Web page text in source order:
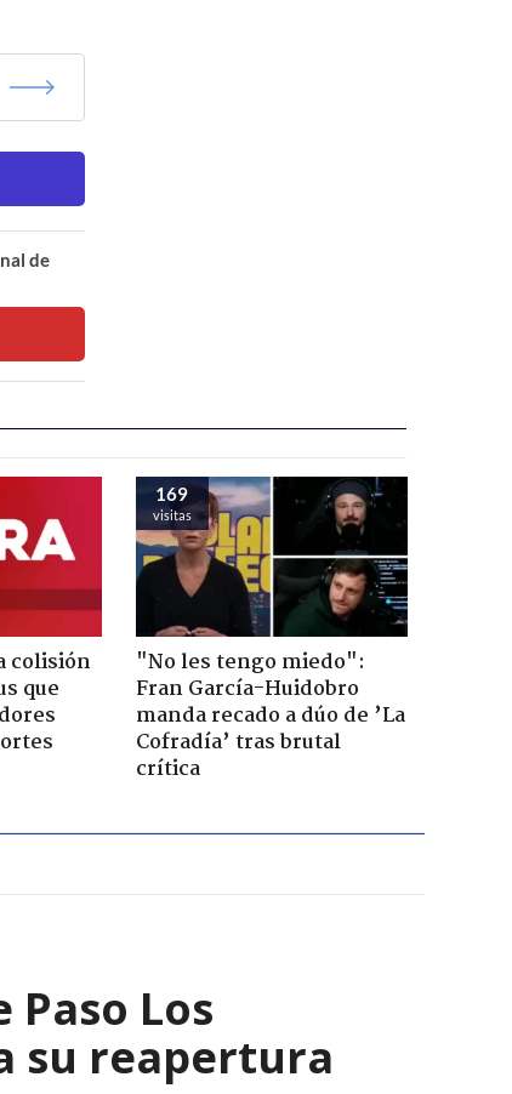
de
colisión
que
169
visitas
"No les tengo miedo":
Fran García-Huidobro
manda recado a dúo de ’La
Cofradía’ tras brutal
crítica
Los
su reapertura